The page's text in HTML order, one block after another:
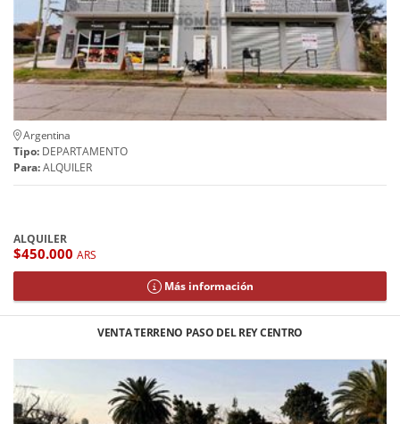
Argentina
Tipo: DEPARTAMENTO
Para:ALQUILER
ALQUILER
$450.000 ARS
Más información
VENTA TERRENO PASO DEL REY CENTRO